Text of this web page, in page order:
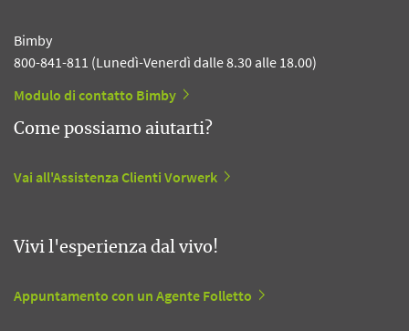
Bimby
800-841-811 (Lunedì-Venerdì dalle 8.30 alle 18.00)
Modulo di contatto Bimby
Come possiamo aiutarti?
Vai all'Assistenza Clienti Vorwerk
Vivi l'esperienza dal vivo!
Appuntamento con un Agente Folletto